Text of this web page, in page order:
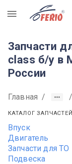
R
Запчасти
class б/у в
России
Главная / /
КАТАЛОГ ЗАПЧАСТЕЙ
Впуск
Двигатель
Запчасти для ТО
Подвеска